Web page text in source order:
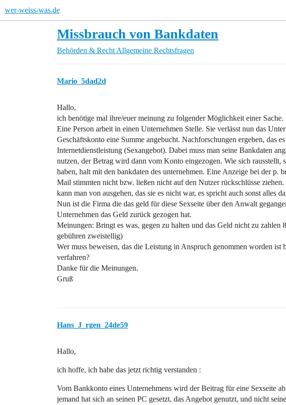
wer-weiss-was.de
Missbrauch von Bankdaten
Behörden & Recht Allgemeine Rechtsfragen
Mario_5dad2d
Hallo,
ich benötige mal ihre/euer meinung zu folgender Möglichkeit einer Sache.
Eine Person arbeit in einen Unternehmen Stelle. Sie verlässt nun das
Geschäftskonto eine Summe angebucht. Nachforschungen ergeben, das
Internetdienstleistung (Sexangebot). Dabei muss man seine Bankdaten
nutzen, der Betrag wird dann vom Konto eingezogen. Wie sich rausstellt,
haben, halt mit den bankdaten des unternehmen. Eine Anzeige bei der p.
Mail stimmten nicht bzw. ließen nicht auf den Nutzer rückschlüsse
kann man von ausgehen, das sie es nicht war, es spricht auch sonst alles
Nun ist die Firma die das geld für diese Sexseite über den Anwalt
Unternehmen das Geld zurück gezogen hat.
Meinungen: Bringt es was, gegen zu halten und das Geld nicht zu zahlen
gebühren zweistellig)
Wer muss beweisen, das die Leistung in Anspruch genommen worden ist
verfahren?
Danke für die Meinungen.
Gruß
Hans_J_rgen_24de59
Hallo,
ich hoffe, ich habe das jetzt richtig verstanden :
Vom Bankkonto eines Unternehmens wird der Beitrag für eine Sexseite
jemand hat sich an seinen PC gesetzt, das Angebot genutzt, und nicht